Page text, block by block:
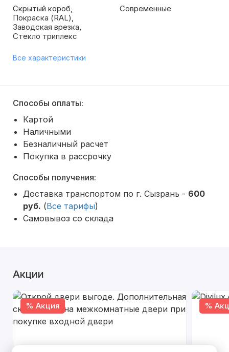
Скрытый короб,
Покраска (RAL),
Заводская врезка,
Стекло триплекс
Современные
Все характеристики
Способы оплаты:
Картой
Наличными
Безналичный расчет
Покупка в рассрочку
Способы получения:
Доставка транспортом по г. Сызрань - 600
руб. (Все тарифы)
Самовывоз со склада
Акции
% Акция %